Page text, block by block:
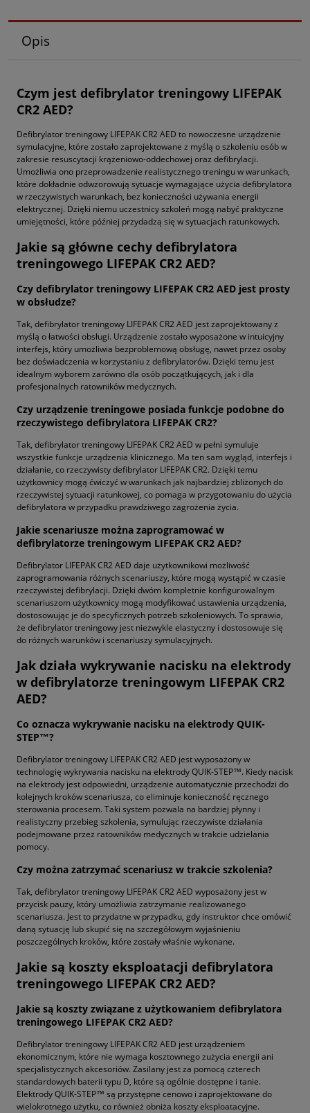
Opis
Czym jest defibrylator treningowy LIFEPAK
CR2 AED?
Defibrylator treningowy LIFEPAK CR2 AED to nowoczesne urządzenie
symulacyjne, które zostało zaprojektowane z myślą o szkoleniu osób w
zakresie resuscytacji krążeniowo-oddechowej oraz defibrylacji.
Umożliwia ono przeprowadzenie realistycznego treningu w warunkach,
które dokładnie odwzorowują sytuacje wymagające użycia defibrylatora
w rzeczywistych warunkach, bez konieczności używania energii
elektrycznej. Dzięki niemu uczestnicy szkoleń mogą nabyć praktyczne
umiejętności, które później przydadzą się w sytuacjach ratunkowych.
Jakie są główne cechy defibrylatora
treningowego LIFEPAK CR2 AED?
Czy defibrylator treningowy LIFEPAK CR2 AED jest prosty
w obsłudze?
Tak, defibrylator treningowy LIFEPAK CR2 AED jest zaprojektowany z
myślą o łatwości obsługi. Urządzenie zostało wyposażone w intuicyjny
interfejs, który umożliwia bezproblemową obsługę, nawet przez osoby
bez doświadczenia w korzystaniu z defibrylatorów. Dzięki temu jest
idealnym wyborem zarówno dla osób początkujących, jak i dla
profesjonalnych ratowników medycznych.
Czy urządzenie treningowe posiada funkcje podobne do
rzeczywistego defibrylatora LIFEPAK CR2?
Tak, defibrylator treningowy LIFEPAK CR2 AED w pełni symuluje
wszystkie funkcje urządzenia klinicznego. Ma ten sam wygląd, interfejs i
działanie, co rzeczywisty defibrylator LIFEPAK CR2. Dzięki temu
użytkownicy mogą ćwiczyć w warunkach jak najbardziej zbliżonych do
rzeczywistej sytuacji ratunkowej, co pomaga w przygotowaniu do użycia
defibrylatora w przypadku prawdziwego zagrożenia życia.
Jakie scenariusze można zaprogramować w
defibrylatorze treningowym LIFEPAK CR2 AED?
Defibrylator LIFEPAK CR2 AED daje użytkownikowi możliwość
zaprogramowania różnych scenariuszy, które mogą wystąpić w czasie
rzeczywistej defibrylacji. Dzięki dwóm kompletnie konfigurowalnym
scenariuszom użytkownicy mogą modyfikować ustawienia urządzenia,
dostosowując je do specyficznych potrzeb szkoleniowych. To sprawia,
że defibrylator treningowy jest niezwykle elastyczny i dostosowuje się
do różnych warunków i scenariuszy symulacyjnych.
Jak działa wykrywanie nacisku na elektrody
w defibrylatorze treningowym LIFEPAK CR2
AED?
Co oznacza wykrywanie nacisku na elektrody QUIK-
STEP™?
Defibrylator treningowy LIFEPAK CR2 AED jest wyposażony w
technologię wykrywania nacisku na elektrody QUIK-STEP™. Kiedy nacisk
na elektrody jest odpowiedni, urządzenie automatycznie przechodzi do
kolejnych kroków scenariusza, co eliminuje konieczność ręcznego
sterowania procesem. Taki system pozwala na bardziej płynny i
realistyczny przebieg szkolenia, symulując rzeczywiste działania
podejmowane przez ratowników medycznych w trakcie udzielania
pomocy.
Czy można zatrzymać scenariusz w trakcie szkolenia?
Tak, defibrylator treningowy LIFEPAK CR2 AED wyposażony jest w
przycisk pauzy, który umożliwia zatrzymanie realizowanego
scenariusza. Jest to przydatne w przypadku, gdy instruktor chce omówić
daną sytuację lub skupić się na szczegółowym wyjaśnieniu
poszczególnych kroków, które zostały właśnie wykonane.
Jakie są koszty eksploatacji defibrylatora
treningowego LIFEPAK CR2 AED?
Jakie są koszty związane z użytkowaniem defibrylatora
treningowego LIFEPAK CR2 AED?
Defibrylator treningowy LIFEPAK CR2 AED jest urządzeniem
ekonomicznym, które nie wymaga kosztownego zużycia energii ani
specjalistycznych akcesoriów. Zasilany jest za pomocą czterech
standardowych baterii typu D, które są ogólnie dostępne i tanie.
Elektrody QUIK-STEP™ są przystępne cenowo i zaprojektowane do
wielokrotnego użytku, co również obniża koszty eksploatacyjne.